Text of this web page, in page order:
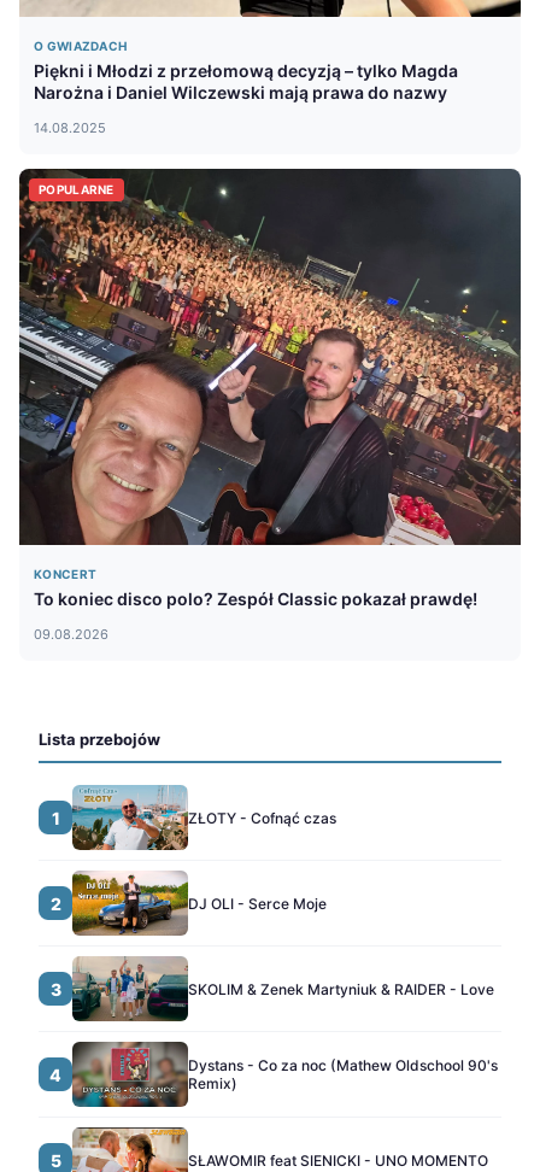
O GWIAZDACH
Piękni i Młodzi z przełomową decyzją – tylko Magda
Narożna i Daniel Wilczewski mają prawa do nazwy
14.08.2025
POPULARNE
KONCERT
To koniec disco polo? Zespół Classic pokazał prawdę!
09.08.2026
Lista przebojów
1 ZŁOTY - Cofnąć czas
2 DJ OLI - Serce Moje
3 SKOLIM & Zenek Martyniuk & RAIDER - Love
4
Dystans - Co za noc (Mathew Oldschool 90's
Remix)
5 SŁAWOMIR feat SIENICKI - UNO MOMENTO